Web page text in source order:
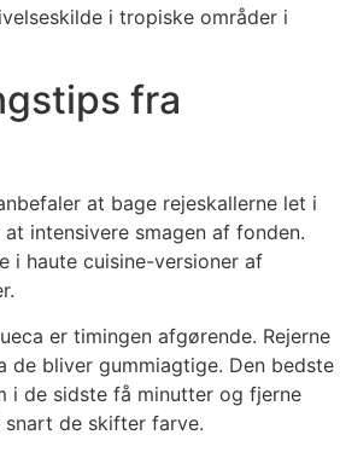
i tropiske områder i
fra
at bage rejeskallerne let i
intensivere smagen af fonden.
i haute cuisine-versioner af
er timingen afgørende. Rejerne
de bliver gummiagtige. Den bedste
i de sidste få minutter og fjerne
de skifter farve.